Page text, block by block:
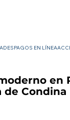
PAGOS EN LÍNEA
en
de Condina